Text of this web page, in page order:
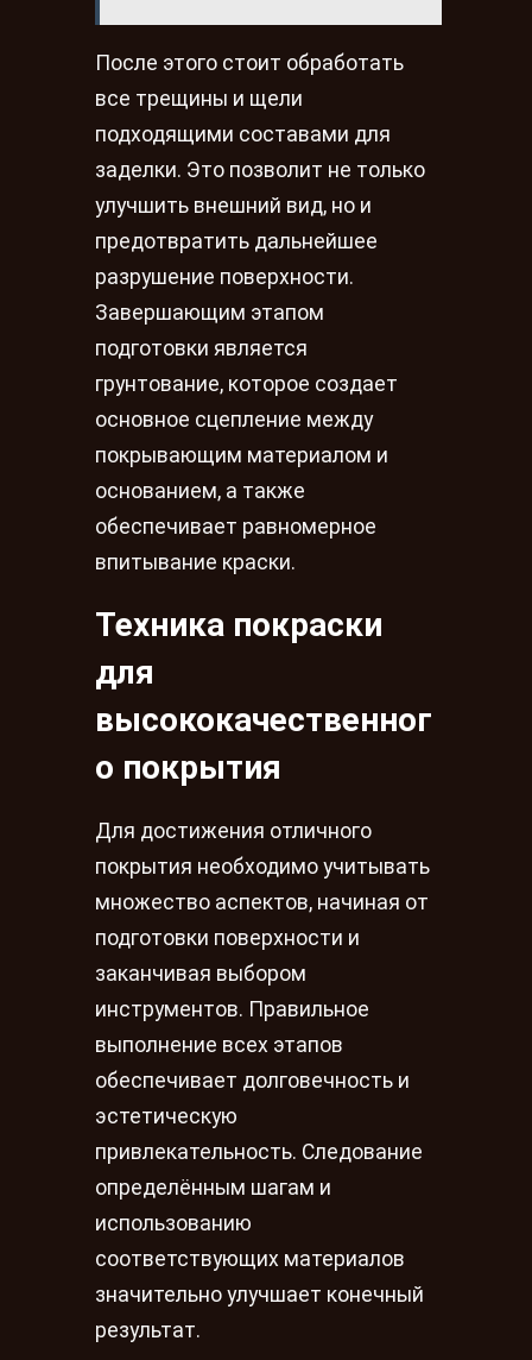
После этого стоит обработать
все трещины и щели
подходящими составами для
заделки. Это позволит не только
улучшить внешний вид, но и
предотвратить дальнейшее
разрушение поверхности.
Завершающим этапом
подготовки является
грунтование, которое создает
основное сцепление между
покрывающим материалом и
основанием, а также
обеспечивает равномерное
впитывание краски.
Техника покраски
для
высококачественног
о покрытия
Для достижения отличного
покрытия необходимо учитывать
множество аспектов, начиная от
подготовки поверхности и
заканчивая выбором
инструментов. Правильное
выполнение всех этапов
обеспечивает долговечность и
эстетическую
привлекательность. Следование
определённым шагам и
использованию
соответствующих материалов
значительно улучшает конечный
результат.